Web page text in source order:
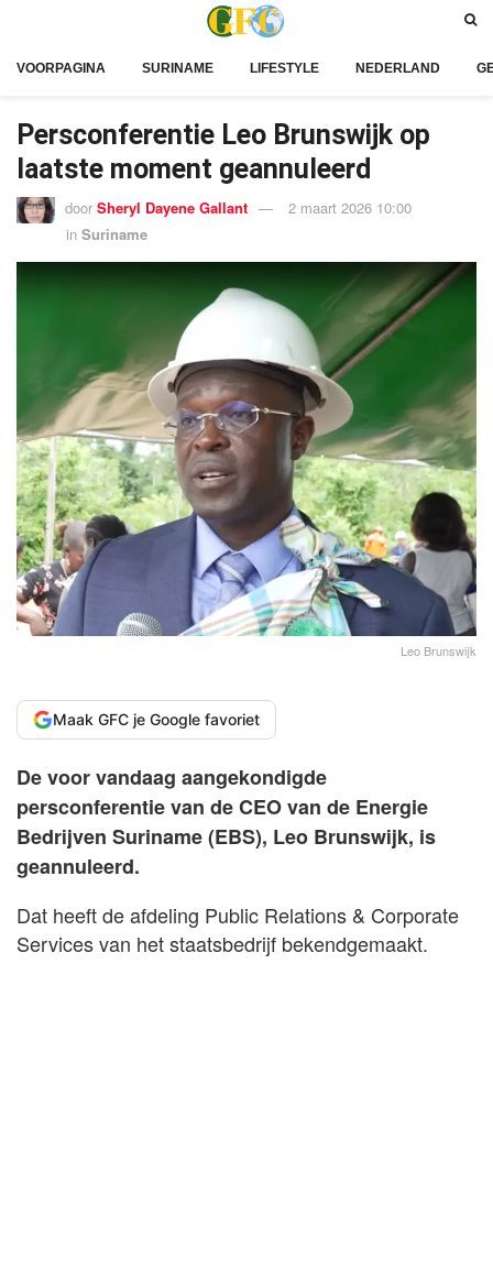
VOORPAGINA SURINAME LIFESTYLE NEDERLAND
Persconferentie Leo Brunswijk op
laatste moment geannuleerd
door Sheryl Dayene Gallant
2 maart 2026 10:00
in Suriname
Leo Brunswijk
Maak GFC je Google favoriet
De voor vandaag aangekondigde
persconferentie van de CEO van de Energie
Bedrijven Suriname (EBS), Leo Brunswijk, is
geannuleerd.
Dat heeft de afdeling Public Relations & Corporate
Services van het staatsbedrijf bekendgemaakt.